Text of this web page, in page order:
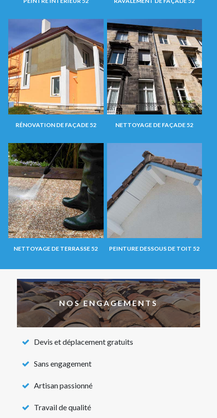
RÉNOVATION DE FAÇADE 52 NETTOYAGE DE FAÇADE 52
NETTOYAGE DE TERRASSE 52 PEINTURE DESSOUS DE TOIT 52
NOS ENGAGEMENTS
Devis et déplacement gratuits
Sans engagement
Artisan passionné
Travail de qualité